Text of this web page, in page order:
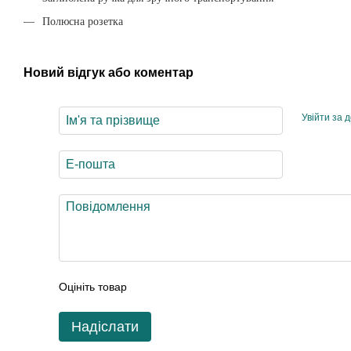
Полюсна розетка
Новий відгук або коментар
Увійти за
Оцініть товар
Надіслати